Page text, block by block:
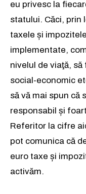
eu privesc la
statului. Căci, prin
taxele și
implementate,
nivelul de viaţă,
social-economic
să vă mai spun că
responsabil și
Referitor la cifre
pot comunica că
euro taxe și
activăm.